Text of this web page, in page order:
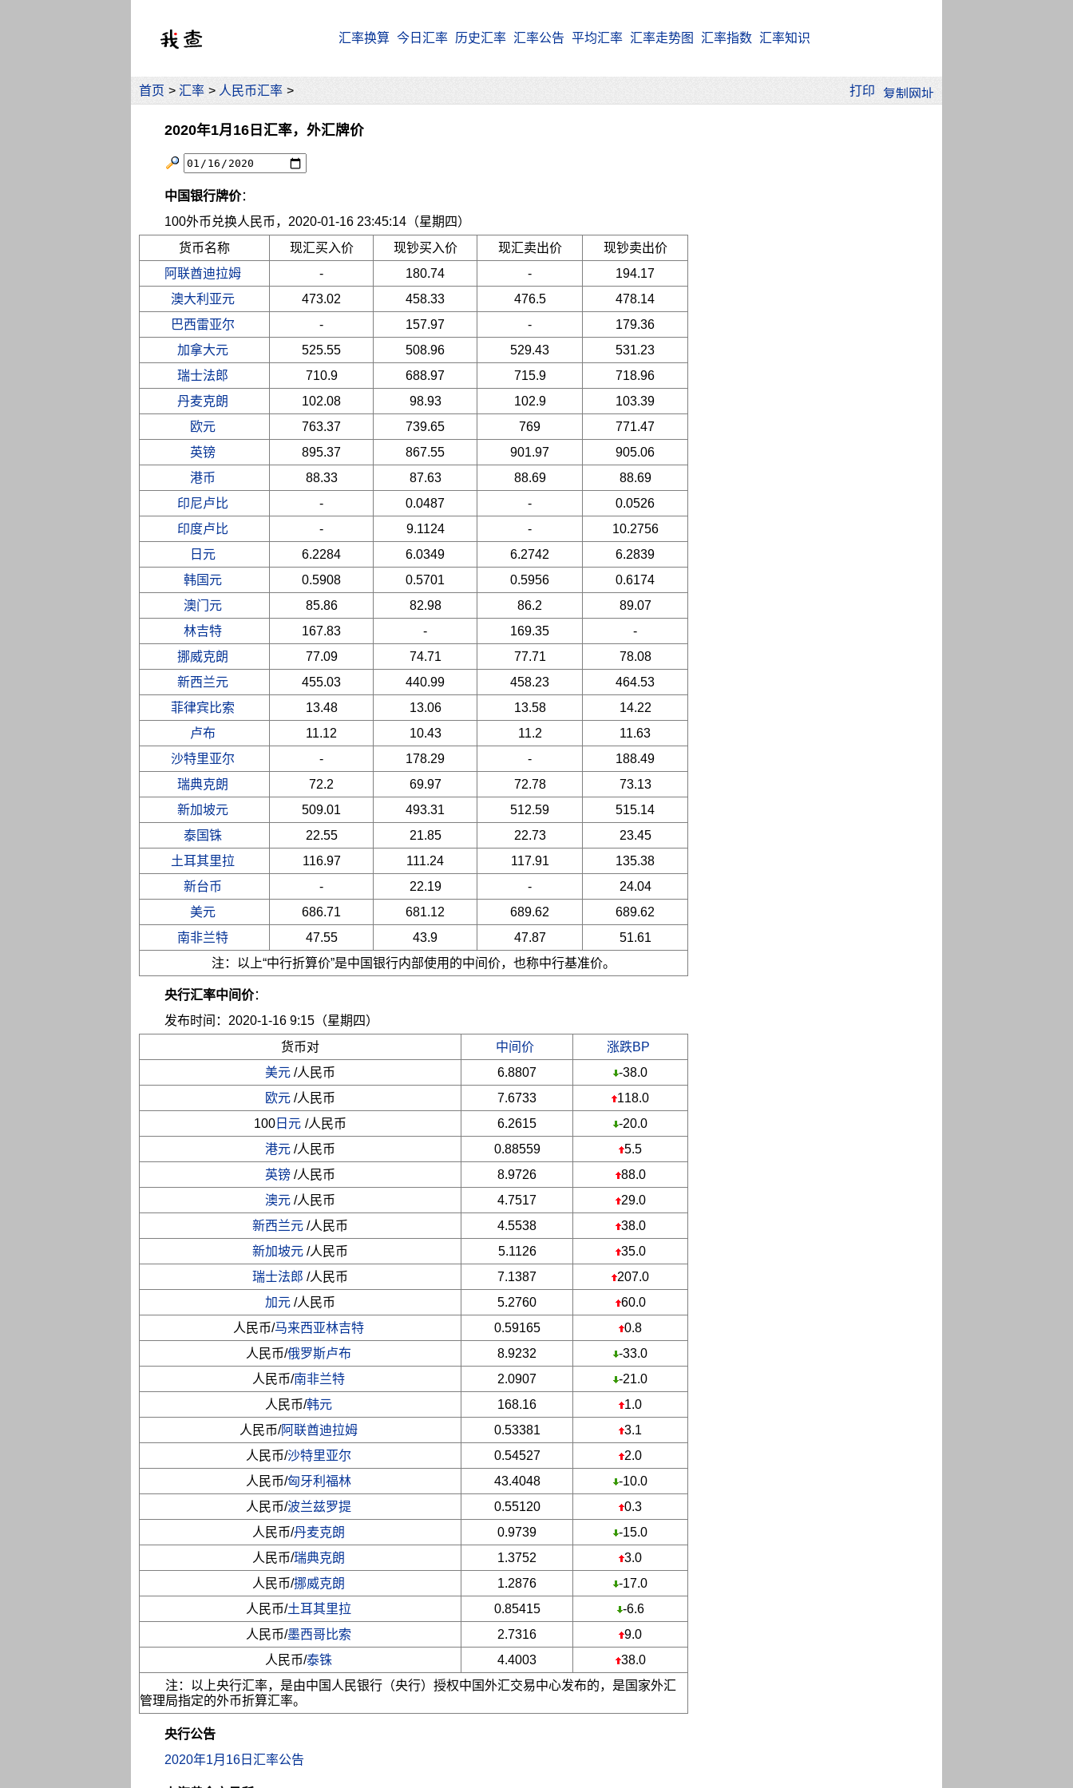
汇率换算 今日汇率 历史汇率 汇率公告 平均汇率 汇率走势图 汇率指数 汇率知识
首页 > 汇率 > 人民币汇率 > 打印
2020年1月16日汇率，外汇牌价
中国银行牌价：
100外币兑换人民币，2020-01-16 23:45:14（星期四）
货币名称
现汇买入价 现钞买入价 现汇卖出价
现钞卖出价
阿联酋迪拉姆
- 180.74 -
194.17
澳大利亚元
473.02 458.33 476.5
478.14
巴西雷亚尔
- 157.97 -
179.36
加拿大元
525.55 508.96 529.43
531.23
瑞士法郎
710.9 688.97 715.9
718.96
丹麦克朗
102.08 98.93 102.9
103.39
欧元
763.37 739.65 769
771.47
英镑
895.37 867.55 901.97
905.06
港币
88.33 87.63 88.69
88.69
印尼卢比
- 0.0487 -
0.0526
印度卢比
- 9.1124 -
10.2756
日元
6.2284 6.0349 6.2742
6.2839
韩国元
0.5908 0.5701 0.5956
0.6174
澳门元
85.86 82.98 86.2
89.07
林吉特
167.83 - 169.35
-
挪威克朗
77.09 74.71 77.71
78.08
新西兰元
455.03 440.99 458.23
464.53
菲律宾比索
13.48 13.06 13.58
14.22
卢布
11.12 10.43 11.2
11.63
沙特里亚尔
- 178.29 -
188.49
瑞典克朗
72.2 69.97 72.78
73.13
新加坡元
509.01 493.31 512.59
515.14
泰国铢
22.55 21.85 22.73
23.45
土耳其里拉
116.97 111.24 117.91
135.38
新台币
- 22.19 -
24.04
美元
686.71 681.12 689.62
689.62
南非兰特
47.55 43.9 47.87
51.61
注：以上“中行折算价”是中国银行内部使用的中间价，也称中行基准价。
央行汇率中间价：
发布时间：2020-1-16 9:15（星期四）
货币对
中间价
涨跌BP
美元 /人民币 6.8807
-38.0
欧元 /人民币 7.6733
118.0
100 日元 /人民币 6.2615
-20.0
港元 /人民币 0.88559
5.5
英镑 /人民币 8.9726
88.0
澳元 /人民币 4.7517
29.0
新西兰元 /人民币 4.5538
38.0
新加坡元 /人民币 5.1126
35.0
瑞士法郎 /人民币 7.1387
207.0
加元 /人民币 5.2760
60.0
人民币/马来西亚林吉特 0.59165
0.8
人民币/俄罗斯卢布 8.9232
-33.0
人民币/南非兰特 2.0907
-21.0
人民币/韩元 168.16
1.0
人民币/阿联酋迪拉姆 0.53381
3.1
人民币/沙特里亚尔 0.54527
2.0
人民币/匈牙利福林 43.4048
-10.0
人民币/波兰兹罗提 0.55120
0.3
人民币/丹麦克朗 0.9739
-15.0
人民币/瑞典克朗 1.3752
3.0
人民币/挪威克朗 1.2876
-17.0
人民币/土耳其里拉 0.85415
-6.6
人民币/墨西哥比索 2.7316
9.0
人民币/泰铢 4.4003
38.0
注：以上央行汇率，是由中国人民银行（央行）授权中国外汇交易中心发布的，是国家外汇
管理局指定的外币折算汇率。
央行公告
2020年1月16日汇率公告